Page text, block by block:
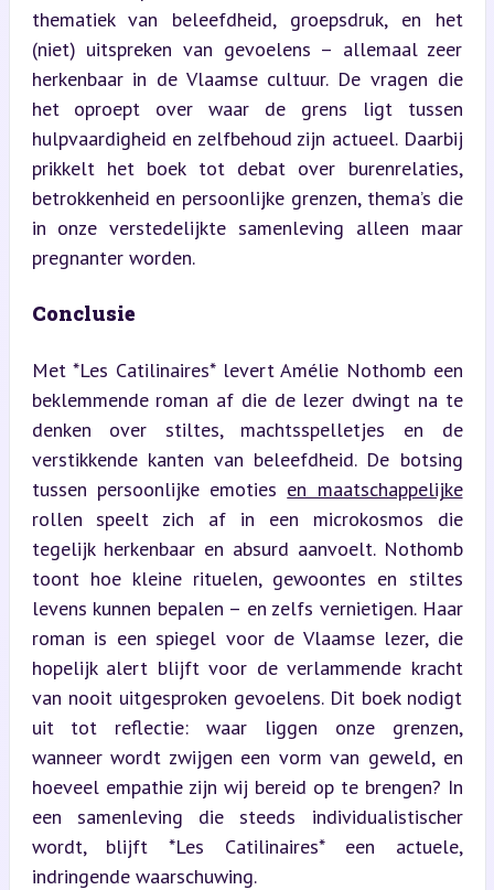
thematiek van beleefdheid, groepsdruk, en het
(niet) uitspreken van gevoelens – allemaal zeer
herkenbaar in de Vlaamse cultuur. De vragen die
het oproept over waar de grens ligt tussen
hulpvaardigheid en zelfbehoud zijn actueel. Daarbij
prikkelt het boek tot debat over burenrelaties,
betrokkenheid en persoonlijke grenzen, thema’s die
in onze verstedelijkte samenleving alleen maar
pregnanter worden.
Conclusie
Met *Les Catilinaires* levert Amélie Nothomb een
beklemmende roman af die de lezer dwingt na te
denken over stiltes, machtsspelletjes en de
verstikkende kanten van beleefdheid. De botsing
tussen persoonlijke emoties en maatschappelijke
rollen speelt zich af in een microkosmos die
tegelijk herkenbaar en absurd aanvoelt. Nothomb
toont hoe kleine rituelen, gewoontes en stiltes
levens kunnen bepalen – en zelfs vernietigen. Haar
roman is een spiegel voor de Vlaamse lezer, die
hopelijk alert blijft voor de verlammende kracht
van nooit uitgesproken gevoelens. Dit boek nodigt
uit tot reflectie: waar liggen onze grenzen,
wanneer wordt zwijgen een vorm van geweld, en
hoeveel empathie zijn wij bereid op te brengen? In
een samenleving die steeds individualistischer
wordt, blijft *Les Catilinaires* een actuele,
indringende waarschuwing.